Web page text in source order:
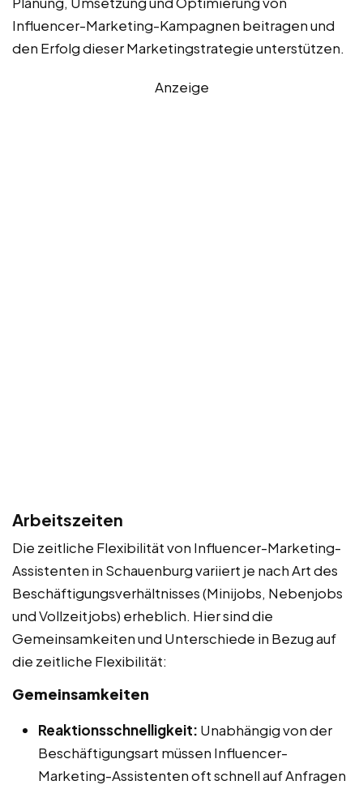
Influencer-Marketing-Kampagnen beitragen und
den Erfolg dieser Marketingstrategie unterstützen.
Anzeige
Arbeitszeiten
Die zeitliche Flexibilität von Influencer-Marketing-
Assistenten in Schauenburg variiert je nach Art des
Beschäftigungsverhältnisses (Minijobs, Nebenjobs
und Vollzeitjobs) erheblich. Hier sind die
Gemeinsamkeiten und Unterschiede in Bezug auf
die zeitliche Flexibilität:
Gemeinsamkeiten
Reaktionsschnelligkeit: Unabhängig von der
Beschäftigungsart müssen Influencer-
Marketing-Assistenten oft schnell auf Anfragen